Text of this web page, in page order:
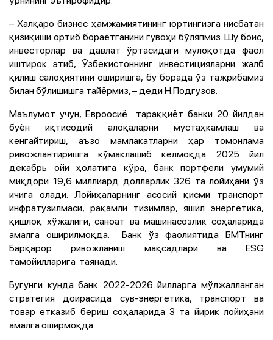
– Халқаро бизнес ҳамжамиятининг юртингизга нисбатан
қизиқиши ортиб бораётганини гувоҳи бўляпмиз. Шу боис,
инвесторлар ва давлат ўртасидаги мулоқотда фаол
иштирок этиб, Ўзбекистоннинг инвестицияларни жалб
қилиш салоҳиятини оширишга, бу борада ўз тажрибамиз
билан бўлишишга тайёрмиз, – деди Н.Подгузов.
Маълумот учун, Евроосиё тараққиёт банки 20 йилдан
буён иқтисодий алоқаларни мустаҳкамлаш ва
кенгайтириш, аъзо мамлакатларни ҳар томонлама
ривожлантиришга кўмаклашиб келмоқда.2025 йил
декабрь ойи ҳолатига кўра, банк портфели умумий
миқдори 19,6 миллиард долларлик 326 та лойиҳани ўз
ичига олади. Лойиҳаларнинг асосий қисми транспорт
инфратузилмаси, рақамли тизимлар, яшил энергетика,
қишлоқ хўжалиги, саноат ва машинасозлик соҳаларида
амалга оширилмоқда. Банк ўз фаолиятида БМТнинг
Барқарор ривожланиш мақсадлари ва ESG
тамойилларига таянади.
Бугунги кунда банк 2022-2026 йилларга мўлжалланган
стратегия доирасида сув-энергетика, транспорт ва
товар етказиб бериш соҳаларида 3 та йирик лойиҳани
амалга оширмоқда.